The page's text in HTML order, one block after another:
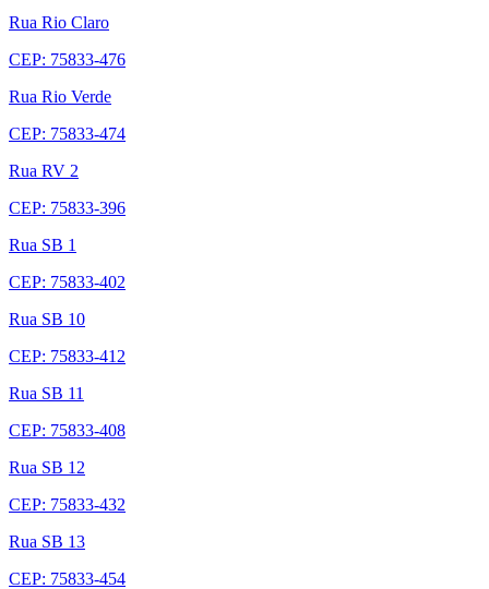
Rua Rio Claro
CEP: 75833-476
Rua Rio Verde
CEP: 75833-474
Rua RV 2
CEP: 75833-396
Rua SB 1
CEP: 75833-402
Rua SB 10
CEP: 75833-412
Rua SB 11
CEP: 75833-408
Rua SB 12
CEP: 75833-432
Rua SB 13
CEP: 75833-454